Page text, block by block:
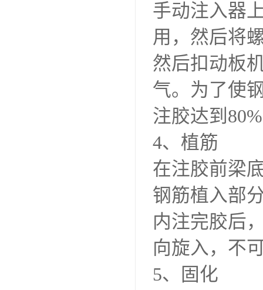
手动注入器
用，然后将
然后扣动板
气。为了使
注胶达到
4、植筋
在注胶前梁
钢筋植入部
内注完胶后
向旋入，不
5、固化